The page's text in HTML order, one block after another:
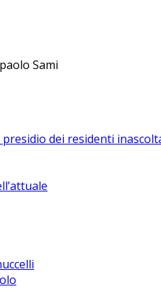
Sami
dei residenti